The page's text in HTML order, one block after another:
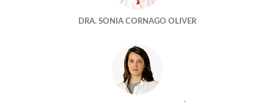
LLÉNEME EL BOTE, POR FAVOR
¿Quien cuida mejor de mis embriones?
HAY DÍAS QUE MERECEN LA PENA
DRA. SONIA CORNAGO OLIVER